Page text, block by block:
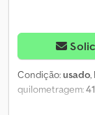
Condição:usado
quilometragem: